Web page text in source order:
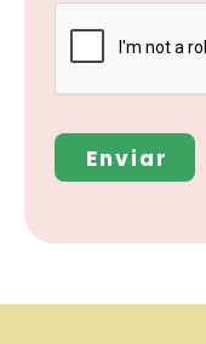
Enviar